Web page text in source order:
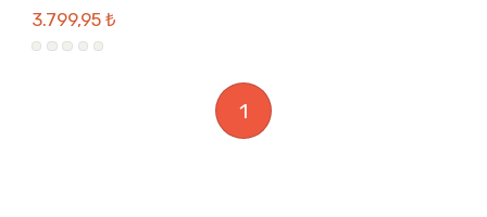
3.799,95 ₺
1